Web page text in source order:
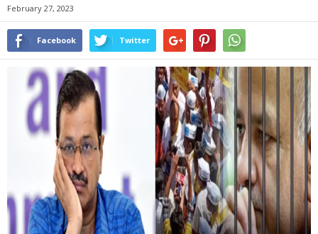
February 27, 2023
Facebook Twitter